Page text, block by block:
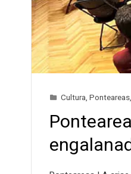
Cultura Ponteareas